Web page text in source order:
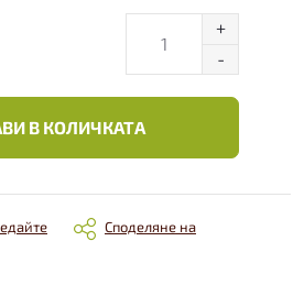
В КОЛИЧКАТА
Споделяне на